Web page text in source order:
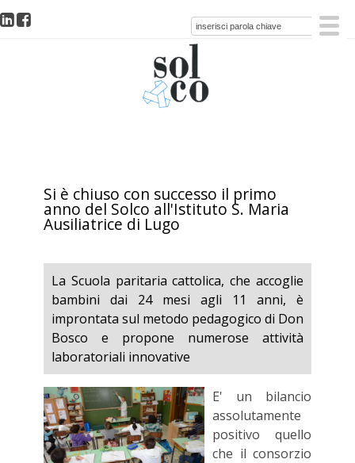
Si è chiuso con successo il primo
anno del Solco all'Istituto S. Maria
Ausiliatrice di Lugo
La Scuola paritaria cattolica, che accoglie
bambini dai 24 mesi agli 11 anni, è
improntata sul metodo pedagogico di Don
Bosco e propone numerose attività
laboratoriali innovative
E' un bilancio
assolutamente
positivo quello
che il consorzio